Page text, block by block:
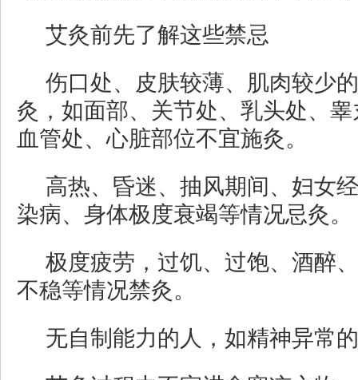
艾灸前先了解这些禁忌
伤口处、皮肤较薄、肌肉较少
灸，如面部、关节处、乳头处、
血管处、心脏部位不宜施灸。
高热、昏迷、抽风期间、妇女
染病、身体极度衰竭等情况忌灸。
极度疲劳，过饥、过饱、酒醉
不稳等情况禁灸。
无自制能力的人，如精神异常